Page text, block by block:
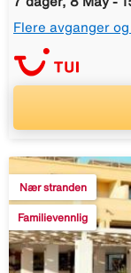
Flere avganger
Nær stranden
Familievennlig